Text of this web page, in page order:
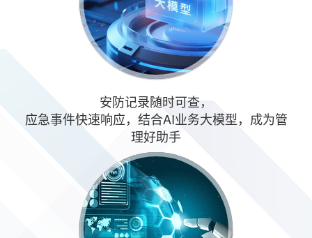
安防记录随时可查，
应急事件快速响应，结合AI业务大模型，成为管
理好助手